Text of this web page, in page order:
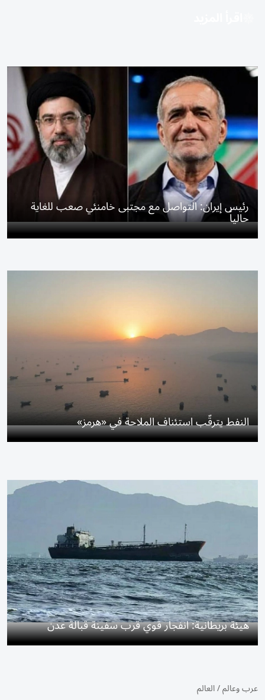
رئيس إيران: التواصل مع مجتبى خامنئي صعب للغاية
حالياً
النفط يترقّب استئناف الملاحة في «هرمز»
هيئة بريطانية: انفجار قوي قرب سفينة قبالة عدن
عرب وعالم/العالم